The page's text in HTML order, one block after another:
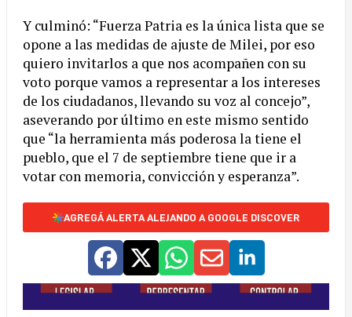
Y culminó: “Fuerza Patria es la única lista que se
opone a las medidas de ajuste de Milei, por eso
quiero invitarlos a que nos acompañen con su
voto porque vamos a representar a los intereses
de los ciudadanos, llevando su voz al concejo”,
aseverando por último en este mismo sentido
que “la herramienta más poderosa la tiene el
pueblo, que el 7 de septiembre tiene que ir a
votar con memoria, convicción y esperanza”.
AGREGÁ ALERTA ALEJANDO A GOOGLE DISCOVER